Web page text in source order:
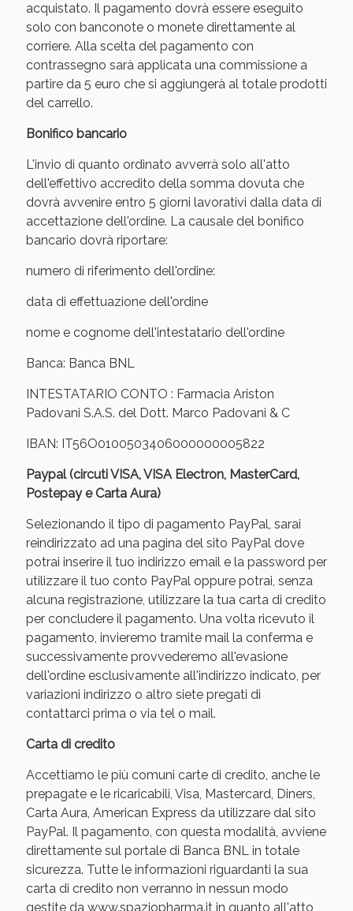
acquistato. Il pagamento dovrà essere eseguito
solo con banconote o monete direttamente al
corriere. Alla scelta del pagamento con
contrassegno sarà applicata una commissione a
partire da 5 euro che si aggiungerà al totale prodotti
del carrello.
Bonifico bancario
L'invio di quanto ordinato avverrà solo all'atto
dell'effettivo accredito della somma dovuta che
dovrà avvenire entro 5 giorni lavorativi dalla data di
accettazione dell'ordine. La causale del bonifico
bancario dovrà riportare:
numero di riferimento dell'ordine:
data di effettuazione dell'ordine
nome e cognome dell'intestatario dell'ordine
Banca: Banca BNL
INTESTATARIO CONTO : Farmacia Ariston
Padovani S.A.S. del Dott. Marco Padovani & C
IBAN: IT56O0100503406000000005822
Paypal (circuti VISA, VISA Electron, MasterCard,
Postepay e Carta Aura)
Selezionando il tipo di pagamento PayPal, sarai
reindirizzato ad una pagina del sito PayPal dove
potrai inserire il tuo indirizzo email e la password per
utilizzare il tuo conto PayPal oppure potrai, senza
alcuna registrazione, utilizzare la tua carta di credito
per concludere il pagamento. Una volta ricevuto il
pagamento, invieremo tramite mail la conferma e
successivamente provvederemo all'evasione
dell'ordine esclusivamente all'indirizzo indicato, per
variazioni indirizzo o altro siete pregati di
contattarci prima o via tel o mail.
Carta di credito
Accettiamo le più comuni carte di credito, anche le
prepagate e le ricaricabili, Visa, Mastercard, Diners,
Carta Aura, American Express da utilizzare dal sito
PayPal. Il pagamento, con questa modalità, avviene
direttamente sul portale di Banca BNL in totale
sicurezza. Tutte le informazioni riguardanti la sua
carta di credito non verranno in nessun modo
gestite da www.spaziopharma.it in quanto all'atto
Scopri le offerte di Oggi